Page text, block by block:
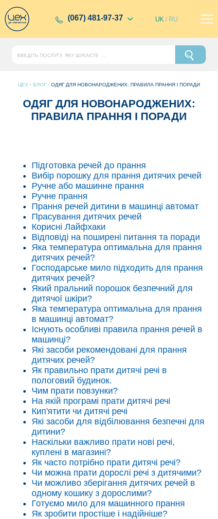
(067) 481-97-37 UK / RU
ЦЕХ • БЛОГ• ОДЯГ ДЛЯ НОВОНАРОДЖЕНИХ: ПРАВИЛА ПРАННЯ І ПОРАДИ
ОДЯГ ДЛЯ НОВОНАРОДЖЕНИХ:
ПРАВИЛА ПРАННЯ І ПОРАДИ
Підготовка речей до прання
Вибір порошку для прання дитячих речей
Ручне або машинне прання
Ручне прання
Прання речей дитини в машинці автомат
Прасування дитячих речей
Корисні Лайфхаки
Відповіді на поширені питання та поради
Яка температура оптимальна для прання
дитячих речей?
Господарське мило підходить для прання
дитячих речей?
Який пральний порошок безпечний для
дитячої шкіри?
Яка температура оптимальна для прання
в машинці автомат?
Існують особливі правила прання речей в
машинці?
Які засоби рекомендовані для прання
дитячих речей?
Як правильно прати дитячі речі в
пологовий будинок.
Чим прати повзунки?
На якій програмі прати дитячі речі
Кип'ятити чи дитячі речі
Які засоби для відбілювання безпечні для
дитини?
Наскільки важливо прати нові речі,
куплені в магазині?
Як часто потрібно прати дитячі речі?
Чи можна прати дорослі речі з дитячими?
Чи можливо зберігання дитячих речей в
одному кошику з дорослими?
Готуємо мило для машинного прання
Як зробити простіше і надійніше?